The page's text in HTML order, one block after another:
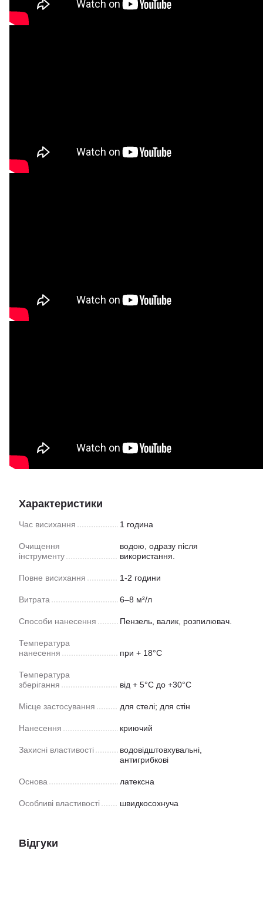
Характеристики
Час висихання 1 година
Очищення
інструменту
водою, одразу після
використання.
Повне висихання 1-2 години
Витрата 6–8 м²/л
Способи нанесення Пензель, валик, розпилювач.
Температура
нанесення
при + 18°С
Температура
зберігання
від + 5°С до +30°С
Місце застосування для стелі; для стін
Нанесення криючий
Захисні властивості
водовідштовхувальні,
антигрибкові
Основа латексна
Особливі властивості швидкосохнуча
Відгуки